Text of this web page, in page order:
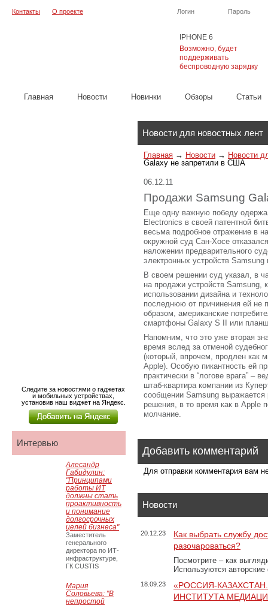
IPHONE 6
Возможно, будет
поддерживать
беспроводную зарядку
Логин Пароль
Контакты О проекте
Главная Новости Новинки Обзоры Cтатьи
Новости для новостных лент
Главная → Новости → Новости
Galaxy не запретили в США
06.12.11
Продажи Samsung
Еще одну важную победу
Electronics в своей патентной
весьма подробное отражение в
окружной суд Сан-Хосе
наложении предварительного
электронных устройств
В своем решении суд указал, в
на продажи устройств Samsung,
использовании дизайна и
последнюю от причинения ей не
образом, американские
смартфоны Galaxy S II или
Напомним, что это уже вторая
время вслед за отменой
(который, впрочем, продлен как
Apple). Особую пикантность ей
практически в “логове врага” –
штаб-квартира компании из
сообщении Samsung выражается
решения, в то время как в Apple
молчание.
Добавить комментарий
Для отправки комментария вам
Новости
20.12.23
Как выбрать службу
разочароваться?
Посмотрите – как
Используются
18.09.23
«РОССИЯ-
ИНСТИТУТА
Следите за новостями о гаджетах
и мобильных устройствах,
установив наш виджет на Яндекс.
Интервью
Алесандр
Габидулин:
"Принципами
работы ИТ
должны стать
проактивность
и понимание
долгосрочных
целей бизнеса"
Заместитель
генерального
директора по ИТ-
инфраструктуре,
ГК CUSTIS
Мария
Соловьева: "В
непростой